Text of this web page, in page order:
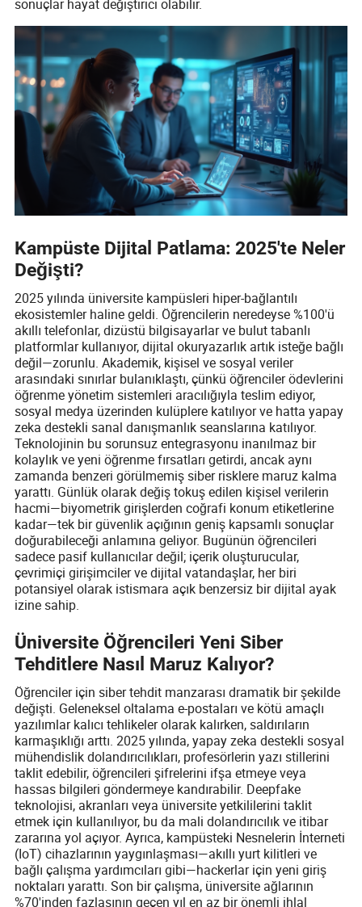
sonuçlar hayat değiştirici olabilir.
Kampüste Dijital Patlama: 2025'te Neler
Değişti?
2025 yılında üniversite kampüsleri hiper-bağlantılı
ekosistemler haline geldi. Öğrencilerin neredeyse %100'ü
akıllı telefonlar, dizüstü bilgisayarlar ve bulut tabanlı
platformlar kullanıyor, dijital okuryazarlık artık isteğe bağlı
değil—zorunlu. Akademik, kişisel ve sosyal veriler
arasındaki sınırlar bulanıklaştı, çünkü öğrenciler ödevlerini
öğrenme yönetim sistemleri aracılığıyla teslim ediyor,
sosyal medya üzerinden kulüplere katılıyor ve hatta yapay
zeka destekli sanal danışmanlık seanslarına katılıyor.
Teknolojinin bu sorunsuz entegrasyonu inanılmaz bir
kolaylık ve yeni öğrenme fırsatları getirdi, ancak aynı
zamanda benzeri görülmemiş siber risklere maruz kalma
yarattı. Günlük olarak değiş tokuş edilen kişisel verilerin
hacmi—biyometrik girişlerden coğrafi konum etiketlerine
kadar—tek bir güvenlik açığının geniş kapsamlı sonuçlar
doğurabileceği anlamına geliyor. Bugünün öğrencileri
sadece pasif kullanıcılar değil; içerik oluşturucular,
çevrimiçi girişimciler ve dijital vatandaşlar, her biri
potansiyel olarak istismara açık benzersiz bir dijital ayak
izine sahip.
Üniversite Öğrencileri Yeni Siber
Tehditlere Nasıl Maruz Kalıyor?
Öğrenciler için siber tehdit manzarası dramatik bir şekilde
değişti. Geleneksel oltalama e-postaları ve kötü amaçlı
yazılımlar kalıcı tehlikeler olarak kalırken, saldırıların
karmaşıklığı arttı. 2025 yılında, yapay zeka destekli sosyal
mühendislik dolandırıcılıkları, profesörlerin yazı stillerini
taklit edebilir, öğrencileri şifrelerini ifşa etmeye veya
hassas bilgileri göndermeye kandırabilir. Deepfake
teknolojisi, akranları veya üniversite yetkililerini taklit
etmek için kullanılıyor, bu da mali dolandırıcılık ve itibar
zararına yol açıyor. Ayrıca, kampüsteki Nesnelerin İnterneti
(IoT) cihazlarının yaygınlaşması—akıllı yurt kilitleri ve
bağlı çalışma yardımcıları gibi—hackerlar için yeni giriş
noktaları yarattı. Son bir çalışma, üniversite ağlarının
%70'inden fazlasının geçen yıl en az bir önemli ihlal